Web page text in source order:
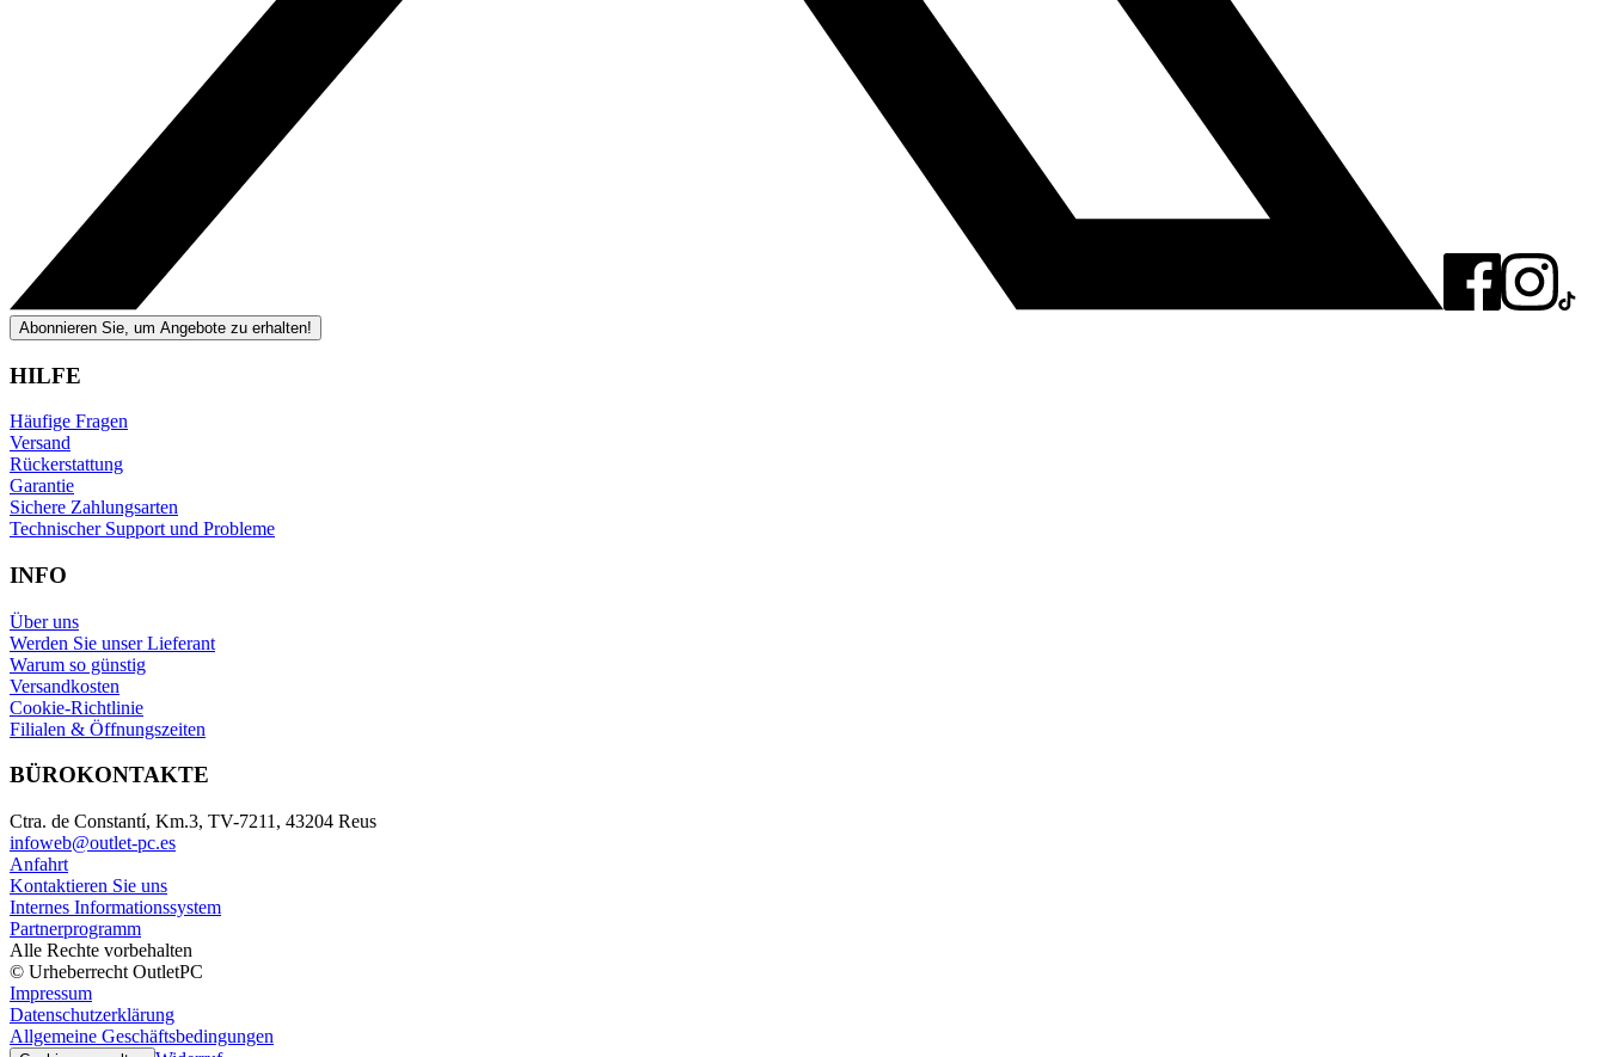
Abonnieren Sie, um Angebote zu erhalten!
HILFE
Häufige Fragen
Versand
Rückerstattung
Garantie
Sichere Zahlungsarten
Technischer Support und Probleme
INFO
Über uns
Werden Sie unser Lieferant
Warum so günstig
Versandkosten
Cookie-Richtlinie
Filialen & Öffnungszeiten
BÜROKONTAKTE
Ctra. de Constantí, Km.3, TV-7211, 43204 Reus
infoweb@outlet-pc.es
Anfahrt
Kontaktieren Sie uns
Internes Informationssystem
Partnerprogramm
Alle Rechte vorbehalten
© Urheberrecht OutletPC
Impressum
Datenschutzerklärung
Allgemeine Geschäftsbedingungen